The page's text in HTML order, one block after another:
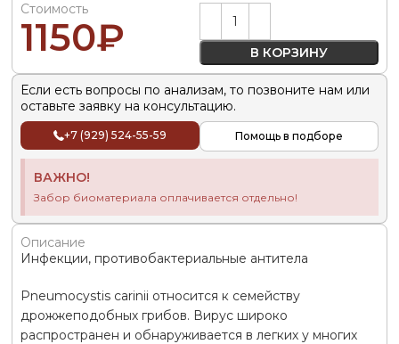
Стоимость
1150₽ В КОРЗИНУ
Alternative:
Если есть вопросы по анализам, то позвоните нам или
оставьте заявку на консультацию.
+7 (929) 524-55-59 Помощь в подборе
ВАЖНО!
Забор биоматериала оплачивается отдельно!
Описание
Инфекции, противобактериальные антитела
Pneumocystis carinii относится к семейству
дрожжеподобных грибов. Вирус широко
распространен и обнаруживается в легких у многих